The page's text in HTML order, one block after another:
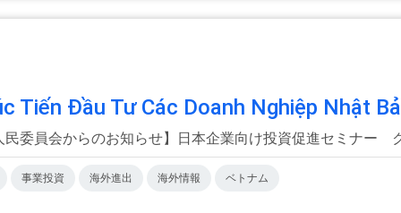
Tiến Đầu Tư Các Doanh Nghiệp Nhật
民委員会からのお知らせ】日本企業向け投資促進セミナー
事業投資 海外進出 海外情報 ベトナム